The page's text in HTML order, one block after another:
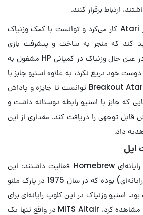
ارتباط برقرار کنند.
در آن زمان استیو جابز در Atari کار می‌کرد و توانست با کمک وزنیاک
کند که منجر به ساخت و پیشرفت بازی
Breakout Atari شد. در عین حال وزنیاک در کمپانی HP مشغول به
خود دریغ نکرد، به علاوه استیو جابز با
ساخت و باز طراحی بازی Breakout Atari توانست تا جایزه و پاداش
که جابز با استیو رابطه دوستانه داشت و
توجهی را دریافت کند، مقداری از این
داد.
اپل
این دو دوست در کلوپ رایانه‌ای Homebrew فعالیت داشتند؛ این
کلوپ یک گروه سرگرمی (رایانه‌ای) بوده که در سال 1975 در پارک ملنو
استیو وزنیاک در این کلوپ رایانه‌ای برای
اولین بار MITS Altair را مشاهده کرد، MITS Altair در واقع تنها یک